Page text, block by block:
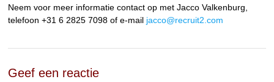
Neem voor meer informatie contact op met Jacco Valkenburg,
telefoon +31 6 2825 7098 of e-mail jacco@recruit2.com
Geef een reactie